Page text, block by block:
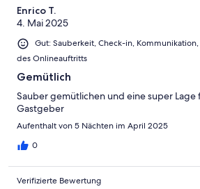
Enrico T.
4. Mai 2025
Gut: Sauberkeit, Check-in,
des Onlineauftritts
Gemütlich
Sauber gemütlichen und eine super
Gastgeber
Aufenthalt von 5 Nächten im April 2025
0
Verifizierte Bewertung